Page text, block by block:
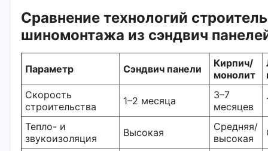
Сравнение технологий
шиномонтажа из сэндвич
Параметр Сэндвич панели
Кирпич/
монолит
Скорость
строительства
1–2 месяца
3–7
месяцев
Тепло- и
звукоизоляция
Высокая
Средняя/
высокая